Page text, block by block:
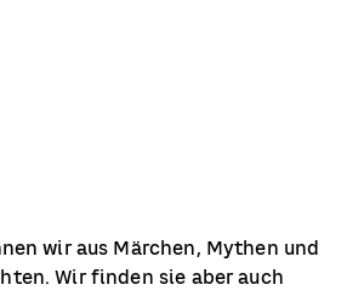
wir aus Märchen, Mythen und
Wir finden sie aber auch